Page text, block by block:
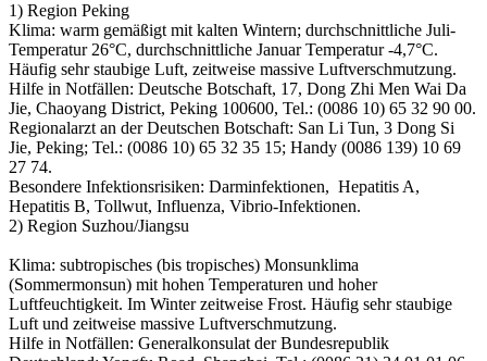
1) Region Peking
Klima: warm gemäßigt mit kalten Wintern; durchschnittliche Juli-
Temperatur 26°C, durchschnittliche Januar Temperatur -4,7°C.
Häufig sehr staubige Luft, zeitweise massive Luftverschmutzung.
Hilfe in Notfällen: Deutsche Botschaft, 17, Dong Zhi Men Wai Da
Jie, Chaoyang District, Peking 100600, Tel.: (0086 10) 65 32 90 00.
Regionalarzt an der Deutschen Botschaft: San Li Tun, 3 Dong Si
Jie, Peking; Tel.: (0086 10) 65 32 35 15; Handy (0086 139) 10 69
27 74.
Besondere Infektionsrisiken: Darminfektionen, Hepatitis A,
Hepatitis B, Tollwut, Influenza, Vibrio-Infektionen.
2) Region Suzhou/Jiangsu
Klima: subtropisches (bis tropisches) Monsunklima
(Sommermonsun) mit hohen Temperaturen und hoher
Luftfeuchtigkeit. Im Winter zeitweise Frost. Häufig sehr staubige
Luft und zeitweise massive Luftverschmutzung.
Hilfe in Notfällen: Generalkonsulat der Bundesrepublik